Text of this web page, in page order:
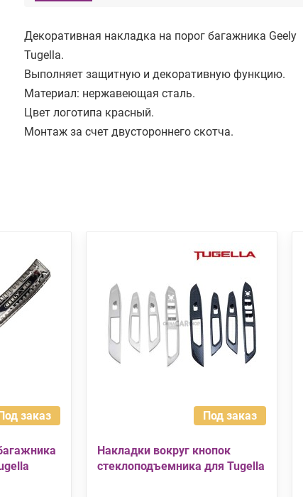
Декоративная накладка на порог багажника Geely
Tugella.
Выполняет защитную и декоративную функцию.
Материал: нержавеющая сталь.
Цвет логотипа красный.
Монтаж за счет двустороннего скотча.
заказ Под заказ
Накладки вокруг кнопок
стеклоподъемника для Tugella